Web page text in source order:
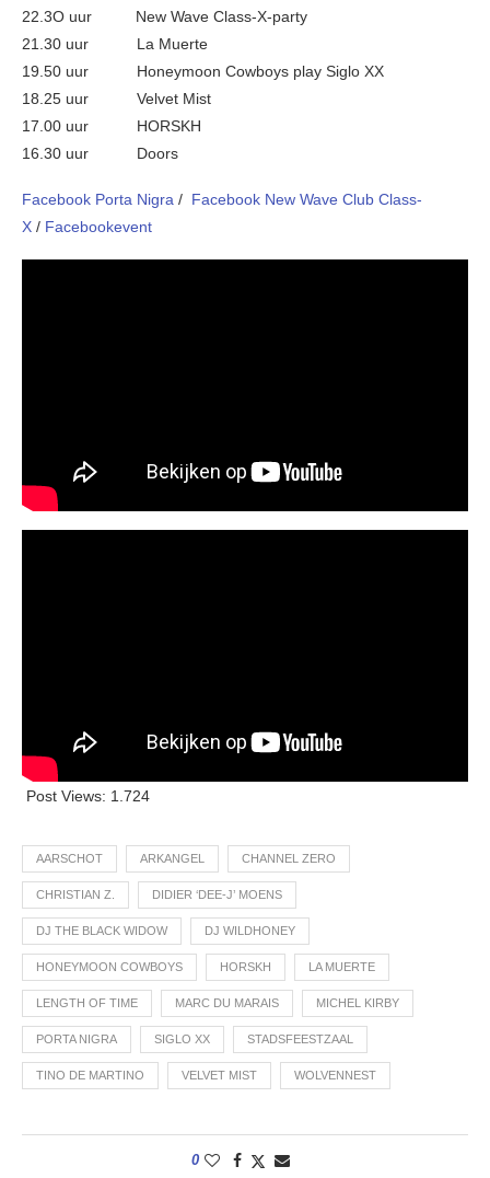
22.3O uur New Wave Class-X-party
21.30 uur La Muerte
19.50 uur Honeymoon Cowboys play Siglo XX
18.25 uur Velvet Mist
17.00 uur HORSKH
16.30 uur Doors
Facebook Porta Nigra / Facebook New Wave Club Class-
X / Facebookevent
Post Views: 1.724
AARSCHOT ARKANGEL CHANNEL ZERO
CHRISTIAN Z. DIDIER ‘DEE-J’ MOENS
DJ THE BLACK WIDOW DJ WILDHONEY
HONEYMOON COWBOYS HORSKH LA MUERTE
LENGTH OF TIME MARC DU MARAIS MICHEL KIRBY
PORTA NIGRA SIGLO XX STADSFEESTZAAL
TINO DE MARTINO VELVET MIST WOLVENNEST
0